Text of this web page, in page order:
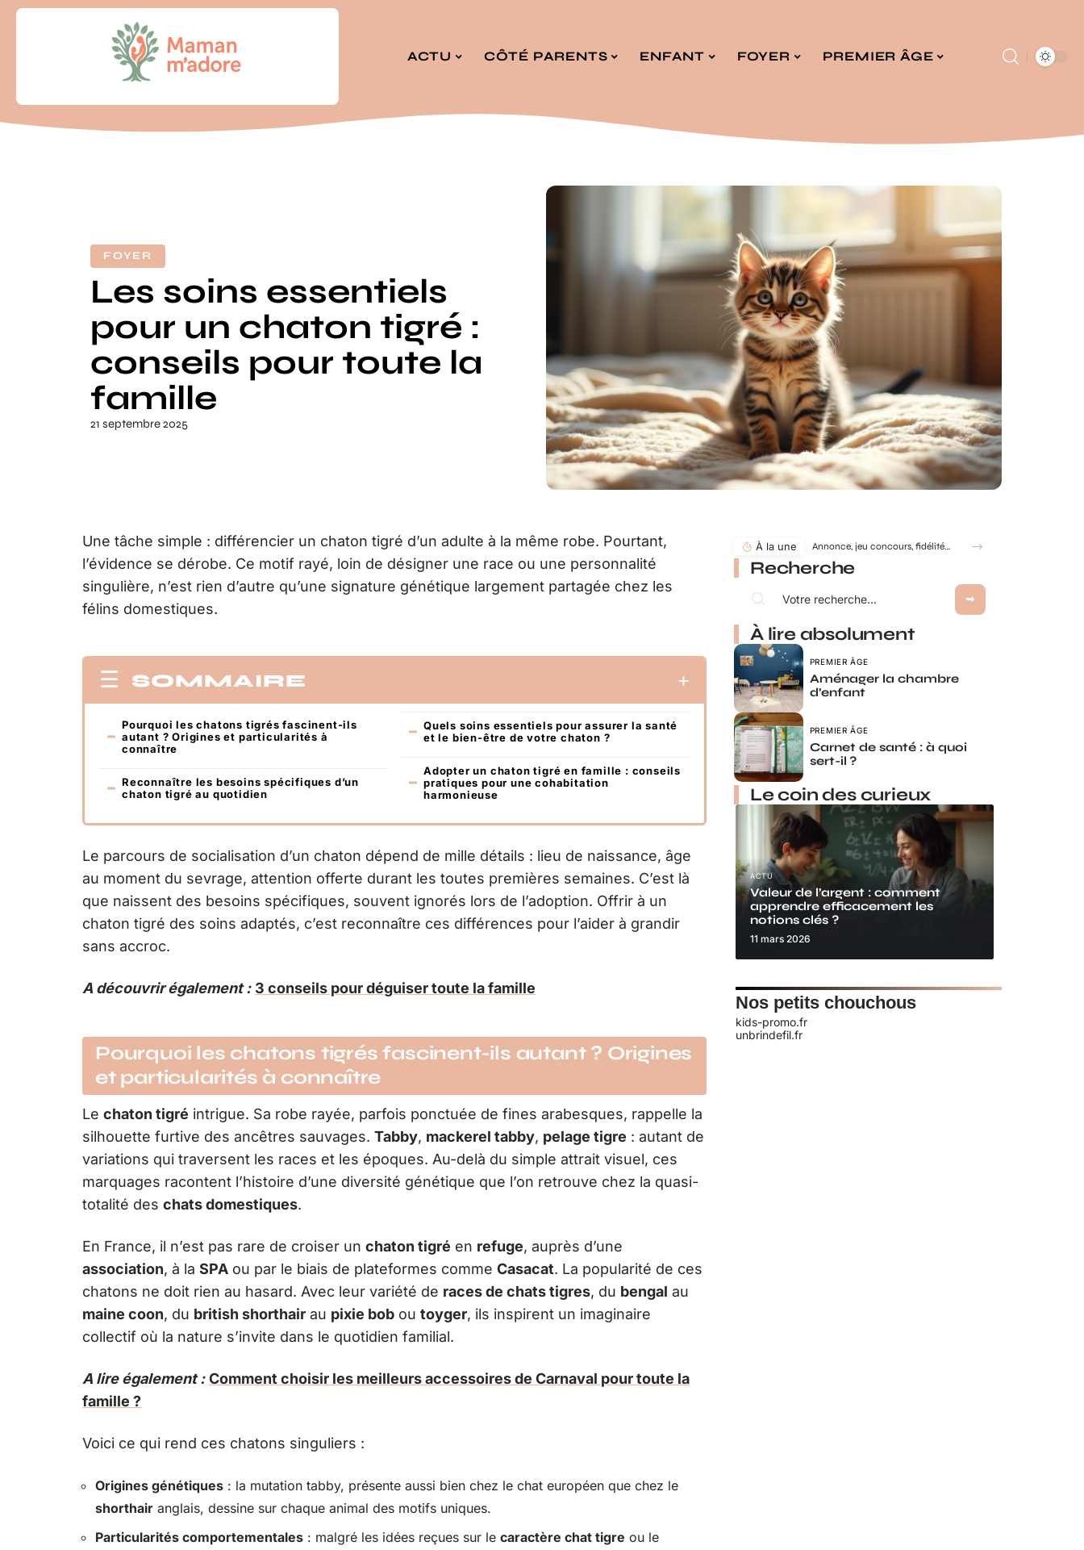
ACTU CÔTÉ PARENTS ENFANT FOYER PREMIER ÂGE
FOYER
Les soins essentiels
pour un chaton tigré :
conseils pour toute la
famille
21 septembre 2025
Une tâche simple : différencier un chaton tigré d’un adulte à la même robe. Pourtant,
l’évidence se dérobe. Ce motif rayé, loin de désigner une race ou une personnalité
singulière, n’est rien d’autre qu’une signature génétique largement partagée chez les
félins domestiques.
SOMMAIRE
Pourquoi les chatons tigrés fascinent-ils
autant ? Origines et particularités à
connaître
Reconnaître les besoins spécifiques d’un
chaton tigré au quotidien
Quels soins essentiels pour assurer la santé
et le bien-être de votre chaton ?
Adopter un chaton tigré en famille : conseils
pratiques pour une cohabitation
harmonieuse
Le parcours de socialisation d’un chaton dépend de mille détails : lieu de naissance, âge
au moment du sevrage, attention offerte durant les toutes premières semaines. C’est là
que naissent des besoins spécifiques, souvent ignorés lors de l’adoption. Offrir à un
chaton tigré des soins adaptés, c’est reconnaître ces différences pour l’aider à grandir
sans accroc.
A découvrir également : 3 conseils pour déguiser toute la famille
Pourquoi les chatons tigrés fascinent-ils autant ? Origines
et particularités à connaître
Le chaton tigré intrigue. Sa robe rayée, parfois ponctuée de fines arabesques, rappelle la
silhouette furtive des ancêtres sauvages. Tabby, mackerel tabby, pelage tigre : autant de
variations qui traversent les races et les époques. Au-delà du simple attrait visuel, ces
marquages racontent l’histoire d’une diversité génétique que l’on retrouve chez la quasi-
totalité des chats domestiques.
En France, il n’est pas rare de croiser un chaton tigré en refuge, auprès d’une
association, à la SPA ou par le biais de plateformes comme Casacat. La popularité de ces
chatons ne doit rien au hasard. Avec leur variété de races de chats tigres, du bengal au
maine coon, du british shorthair au pixie bob ou toyger, ils inspirent un imaginaire
collectif où la nature s’invite dans le quotidien familial.
A lire également : Comment choisir les meilleurs accessoires de Carnaval pour toute la
famille ?
Voici ce qui rend ces chatons singuliers :
Origines génétiques : la mutation tabby, présente aussi bien chez le chat européen que chez le
shorthair anglais, dessine sur chaque animal des motifs uniques.
Particularités comportementales : malgré les idées reçues sur le caractère chat tigre ou le
À la une Annonce, jeu concours, fidélité… comment utiliser le jeu à gratter personnalisé ?
Recherche
À lire absolument
PREMIER ÂGE
Aménager la chambre
d’enfant
PREMIER ÂGE
Carnet de santé : à quoi
sert-il ?
Le coin des curieux
ACTU
Valeur de l’argent : comment
apprendre efficacement les
notions clés ?
11 mars 2026
Nos petits chouchous
kids-promo.fr
unbrindefil.fr